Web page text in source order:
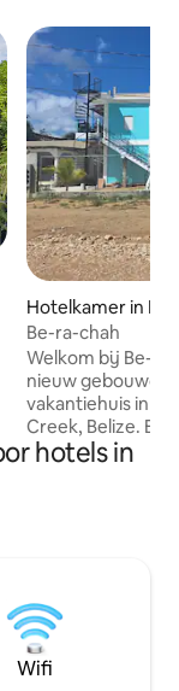
Hotelkamer in
nd Mango Creek
Be-ra-chah
Welkom bij Be-
nieuw gebouwd,
vakantiehuis in
Creek, Belize.
om de levendige
architectuur, de
accommodaties
Belizaanse
perfecte
hotels in
Wifi